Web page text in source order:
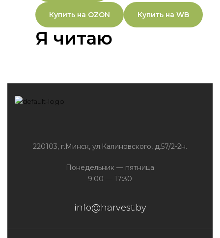
Купить на OZON Купить на WB
Я читаю
220103, г.Минск, ул.Калиновского, д.57/2-2н.
Понедельник — пятница
9:00 — 17:30
info@harvest.by